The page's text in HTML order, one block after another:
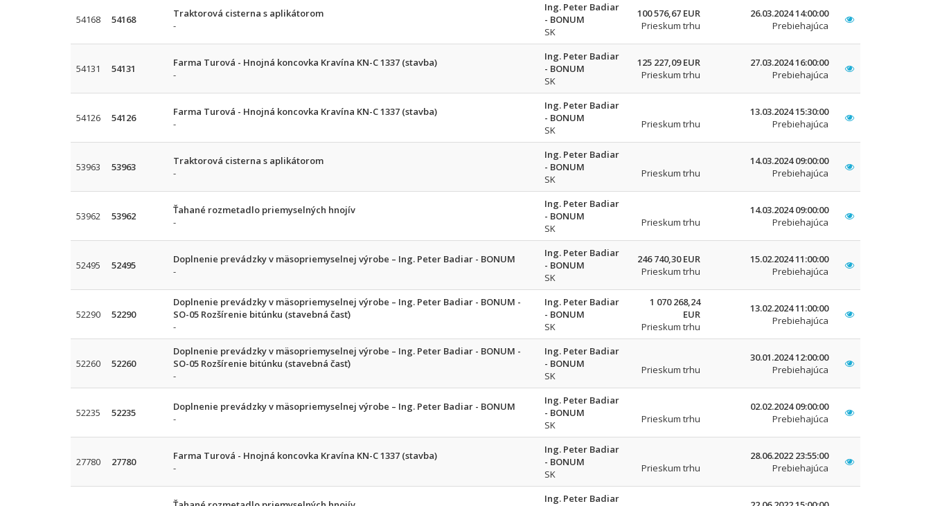
54168 54168
Traktorová cisterna s aplikátorom
-
Ing. Peter Badiar
- BONUM
SK
100 576,67 EUR
Prieskum trhu
26.03.2024 14:00:00
Prebiehajúca
54131 54131
Farma Turová - Hnojná koncovka Kravína KN-C 1337 (stavba)
-
Ing. Peter Badiar
- BONUM
SK
125 227,09 EUR
Prieskum trhu
27.03.2024 16:00:00
Prebiehajúca
54126 54126
Farma Turová - Hnojná koncovka Kravína KN-C 1337 (stavba)
-
Ing. Peter Badiar
- BONUM
SK
Prieskum trhu
13.03.2024 15:30:00
Prebiehajúca
53963 53963
Traktorová cisterna s aplikátorom
-
Ing. Peter Badiar
- BONUM
SK
Prieskum trhu
14.03.2024 09:00:00
Prebiehajúca
53962 53962
Ťahané rozmetadlo priemyselných hnojív
-
Ing. Peter Badiar
- BONUM
SK
Prieskum trhu
14.03.2024 09:00:00
Prebiehajúca
52495 52495
Doplnenie prevádzky v mäsopriemyselnej výrobe – Ing. Peter Badiar - BONUM
-
Ing. Peter Badiar
- BONUM
SK
246 740,30 EUR
Prieskum trhu
15.02.2024 11:00:00
Prebiehajúca
52290 52290
Doplnenie prevádzky v mäsopriemyselnej výrobe – Ing. Peter Badiar - BONUM -
SO-05 Rozšírenie bitúnku (stavebná časť)
-
Ing. Peter Badiar
- BONUM
SK
1 070 268,24
EUR
Prieskum trhu
13.02.2024 11:00:00
Prebiehajúca
52260 52260
Doplnenie prevádzky v mäsopriemyselnej výrobe – Ing. Peter Badiar - BONUM -
SO-05 Rozšírenie bitúnku (stavebná časť)
-
Ing. Peter Badiar
- BONUM
SK
Prieskum trhu
30.01.2024 12:00:00
Prebiehajúca
52235 52235
Doplnenie prevádzky v mäsopriemyselnej výrobe – Ing. Peter Badiar - BONUM
-
Ing. Peter Badiar
- BONUM
SK
Prieskum trhu
02.02.2024 09:00:00
Prebiehajúca
27780 27780
Farma Turová - Hnojná koncovka Kravína KN-C 1337 (stavba)
-
Ing. Peter Badiar
- BONUM
SK
Prieskum trhu
28.06.2022 23:55:00
Prebiehajúca
Ing. Peter Badiar